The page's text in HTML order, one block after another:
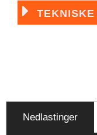
TEKNISKE
Nedlastinger